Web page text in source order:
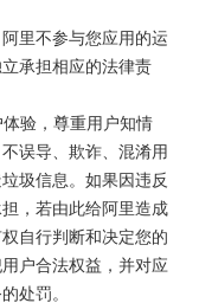
里不参与您应用的运
承担相应的法律责
验，尊重用户知情
误导、欺诈、混淆用
圾信息。如果因违反
，若由此给阿里造成
自行判断和决定您的
户合法权益，并对应
处罚。